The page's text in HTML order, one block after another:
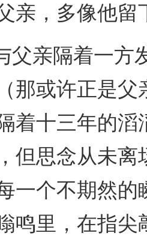
亲，多像他留
父亲隔着一方
那或许正是父
着十三年的滔
但思念从未离
一个不期然的
鸣里，在指尖